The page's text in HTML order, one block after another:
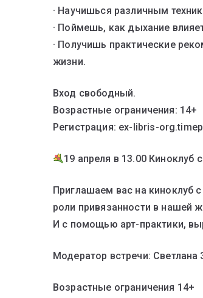
· Научишься различным
· Поймешь, как дыхание
· Получишь практические
жизни.
Вход свободный.
Возрастные ограничения: 14+
Регистрация: ex-libris-
19 апреля в 13.00 Киноклуб
Приглашаем вас на киноклуб
роли привязанности в нашей
И с помощью арт-практики,
Модератор встречи: Светлана
Возрастные ограничения 14+